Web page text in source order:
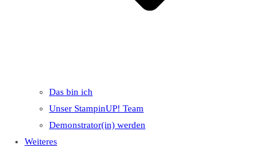
Das bin ich
Unser StampinUP! Team
Demonstrator(in) werden
Weiteres